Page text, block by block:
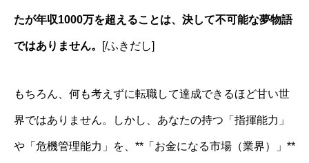
たが年収1000万を超えることは、決して不可能な夢物語
ではありません。 [/ふきだし]
もちろん、何も考えずに転職して達成できるほど甘い世
界ではありません。しかし、あなたの持つ「指揮能力」
や「危機管理能力」を、**「お金になる市場（業界）」**